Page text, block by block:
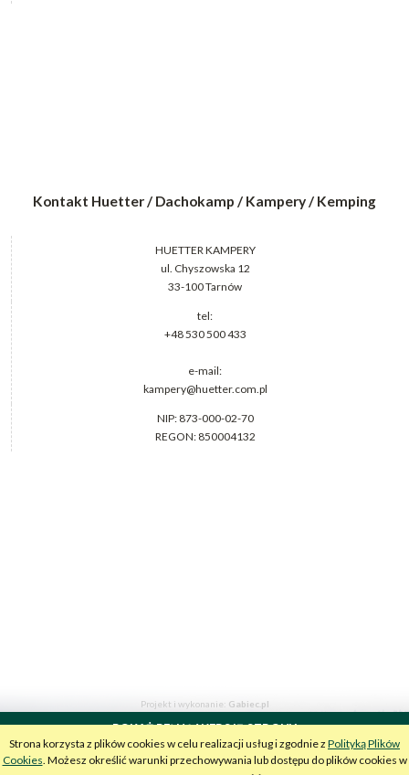
Strona korzysta z plików cookies w celu realizacji usług i zgodnie z Polityką Plików
Cookies. Możesz określić warunki przechowywania lub dostępu do plików cookies w
Kontakt Huetter / Dachokamp / Kampery / Kemping
HUETTER KAMPERY
ul. Chyszowska 12
33-100 Tarnów
tel:
+48 530 500 433
e-mail:
kampery@huetter.com.pl
NIP: 873-000-02-70
REGON: 850004132
Projekt i wykonanie: Gabiec.pl
POKAŻ PEŁNĄ WERSJĘ STRONY
Sklep internetowy Shoper.pl